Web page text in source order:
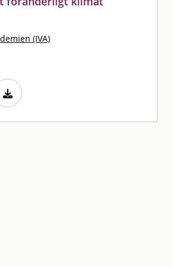
(IVA)